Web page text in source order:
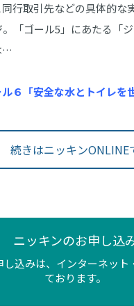
行取引先などの具体的な
。「ゴール5」にあたる「
…
６「安全な水とトイレを
続きはニッキンONLINE
ニッキンのお申し込
し込みは、インターネット
ております。